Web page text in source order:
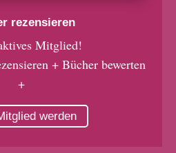
rezensieren
Mitglied!
+ Bücher bewerten
+
werden